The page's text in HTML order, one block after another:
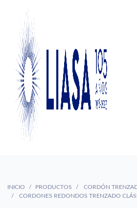
INICIO PRODUCTOS
CORDÓN
CORDONES REDONDOS TRENZADO